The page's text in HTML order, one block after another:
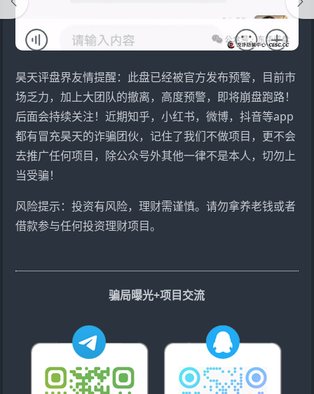
昊天评盘界友情提醒：此盘已经被官方发布预警，目前市
场乏力，加上大团队的撤离，高度预警，即将崩盘跑路！
后面会持续关注！近期知乎，小红书，微博，抖音等app
都有冒充昊天的诈骗团伙，记住了我们不做项目，更不会
去推广任何项目，除公众号外其他一律不是本人，切勿上
当受骗！
风险提示：投资有风险，理财需谨慎。请勿拿养老钱或者
借款参与任何投资理财项目。
骗局曝光+项目交流